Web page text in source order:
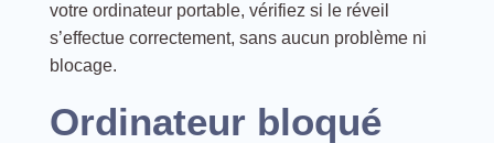
votre ordinateur portable, vérifiez si le réveil
s’effectue correctement, sans aucun problème ni
blocage.
Ordinateur bloqué